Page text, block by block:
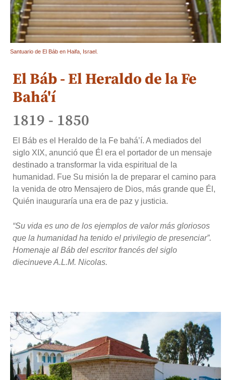
Santuario de El Báb en Haifa, Israel.
El Báb - El Heraldo de la Fe
Bahá'í
1819 - 1850
El Báb es el Heraldo de la Fe bahá’í. A mediados del
siglo XIX, anunció que Él era el portador de un mensaje
destinado a transformar la vida espiritual de la
humanidad. Fue Su misión la de preparar el camino para
la venida de otro Mensajero de Dios, más grande que Él,
Quién inauguraría una era de paz y justicia.
“Su vida es uno de los ejemplos de valor más gloriosos
que la humanidad ha tenido el privilegio de presenciar”.
Homenaje al Báb del escritor francés del siglo
diecinueve A.L.M. Nicolas.